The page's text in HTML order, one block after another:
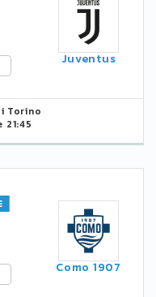
Juventus
Torino
21:45
Como 1907